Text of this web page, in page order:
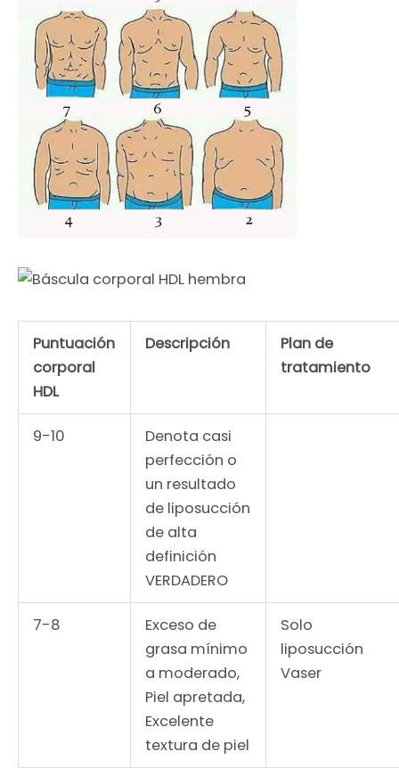
Puntuación
corporal
HDL
Descripción
Plan de
tratamiento
9-10
Denota casi
perfección o
un resultado
de liposucción
de alta
definición
VERDADERO
7-8
Exceso de
grasa mínimo
a moderado,
Piel apretada,
Excelente
textura de piel
Solo
liposucción
Vaser